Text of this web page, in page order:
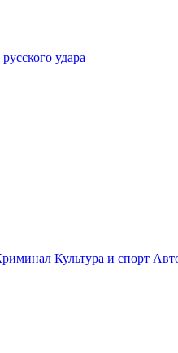
удара
Культура и спорт